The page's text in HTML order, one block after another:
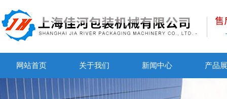
网站首页 关于我们 新闻中心 产品